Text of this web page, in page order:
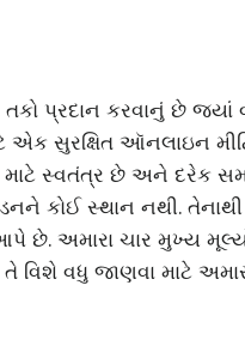
તકો પ્રદાન કરવાનું છે
એક સુરક્ષિત ઑનલાઇન
માટે સ્વતંત્ર છે અને દરેક
કોઈ સ્થાન નથી.
છે. અમારા ચાર મુખ્ય
વધુ જાણવા માટે